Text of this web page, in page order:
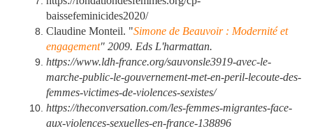
baissefeminicides2020/
Claudine Monteil. "Simone de Beauvoir : Modernité et
engagement" 2009. Eds L'harmattan.
https://www.ldh-france.org/sauvonsle3919-avec-le-
marche-public-le-gouvernement-met-en-peril-lecoute-des-
femmes-victimes-de-violences-sexistes/
https://theconversation.com/les-femmes-migrantes-face-
aux-violences-sexuelles-en-france-138896